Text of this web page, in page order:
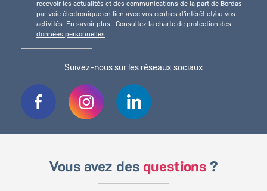
recevoir les actualités et des communications de la part de Bordas
par voie électronique en lien avec vos centres d'intérêt et/ou vos
activités. En savoir plus
Consultez la charte de protection des
données personnelles
Suivez-nous sur les réseaux sociaux
Vous avez des questions ?